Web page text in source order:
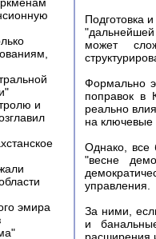
и
эмира
Подготовка
может
Формально
поправок в
реально
на ключевые
Однако, все
"весне
управления.
За ними,
и